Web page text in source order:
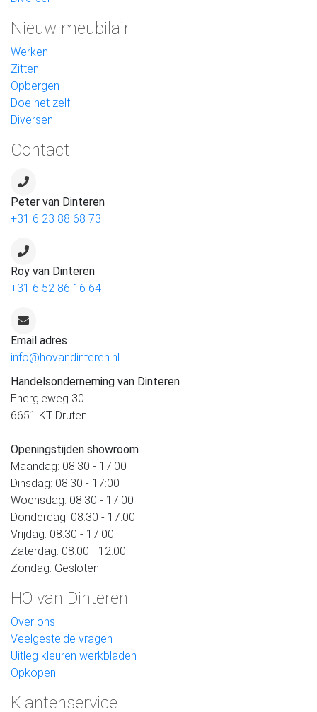
Nieuw meubilair
Werken
Zitten
Opbergen
Doe het zelf
Diversen
Contact
Peter van Dinteren
+31 6 23 88 68 73
Roy van Dinteren
+31 6 52 86 16 64
Email adres
info@hovandinteren.nl
Handelsonderneming van Dinteren
Energieweg 30
6651 KT Druten
Openingstijden showroom
Maandag: 08:30 - 17:00
Dinsdag: 08:30 - 17:00
Woensdag: 08:30 - 17:00
Donderdag: 08:30 - 17:00
Vrijdag: 08:30 - 17:00
Zaterdag: 08:00 - 12:00
Zondag: Gesloten
HO van Dinteren
Over ons
Veelgestelde vragen
Uitleg kleuren werkbladen
Opkopen
Klantenservice